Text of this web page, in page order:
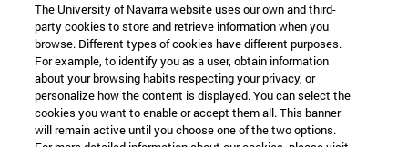
Probablemente, la teoría abajo-arriba de la
conciencia cuántica más conocida es la hipótesis de
Penrose y Hameroff de que las tubulinas de los
microtúbulos —polímeros de proteínas con forma de
filamento presentes en el citoesqueleto de las
The University of Navarra website uses our own and third-
party cookies to store and retrieve information when you
browse. Different types of cookies have different purposes.
For example, to identify you as a user, obtain information
about your browsing habits respecting your privacy, or
personalize how the content is displayed. You can select the
cookies you want to enable or accept them all. This banner
will remain active until you choose one of the two options.